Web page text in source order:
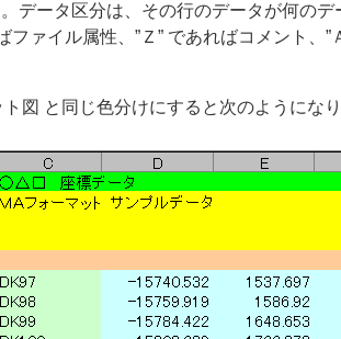
データ区分は、その行のデータが何のデ
ァイル属性、”Ｚ” であればコメント、”
図 と同じ色分けにすると次のようになり